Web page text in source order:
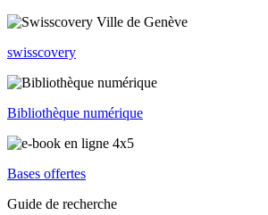
swisscovery
Bibliothèque numérique
Bases offertes
Guide de recherche